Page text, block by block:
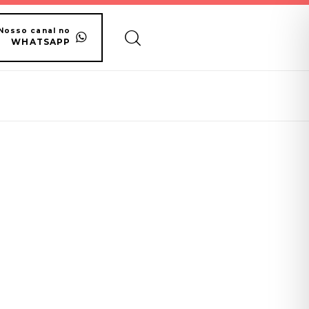
canal no
WHATSAPP